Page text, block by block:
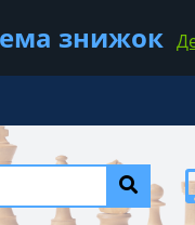
знижок